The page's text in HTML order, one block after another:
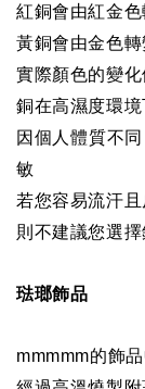
紅銅會由紅金
黃銅會由金色
實際顏色的變
銅在高濕度環境
因個人體質不
敏
若您容易流汗
則不建議您選擇
琺瑯飾品
mmmmm的飾